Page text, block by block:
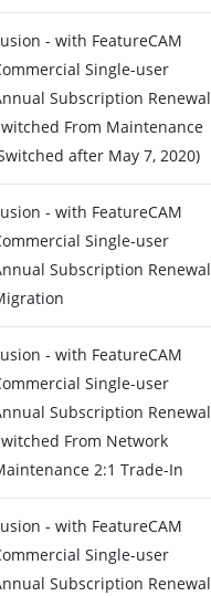
- with FeatureCAM
Single-user
Subscription Renewal
From Maintenance
after May 7, 2020)
- with FeatureCAM
Single-user
Subscription Renewal
- with FeatureCAM
Single-user
Subscription Renewal
From Network
2:1 Trade-In
- with FeatureCAM
Single-user
Subscription Renewal